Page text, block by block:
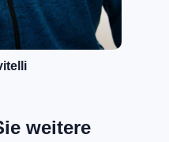
weitere